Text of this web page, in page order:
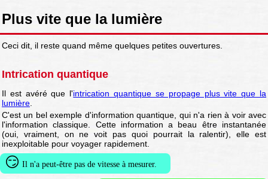
Plus vite que la lumière
Ceci dit, il reste quand même quelques petites ouvertures.
Intrication quantique
Il est avéré que l'intrication quantique se propage plus vite que la
lumière.
C'est un bel exemple d'information quantique, qui n'a rien à voir avec
l'information classique. Cette information a beau être instantanée
(oui, vraiment, on ne voit pas quoi pourrait la ralentir), elle est
inexploitable pour voyager rapidement.
😏 Il n'a peut-être pas de vitesse à mesurer.